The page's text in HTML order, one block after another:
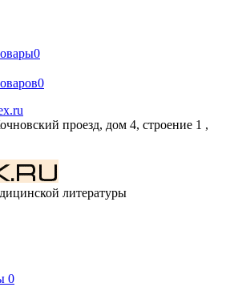
0
0
проезд, дом 4, строение 1 ,
литературы
0